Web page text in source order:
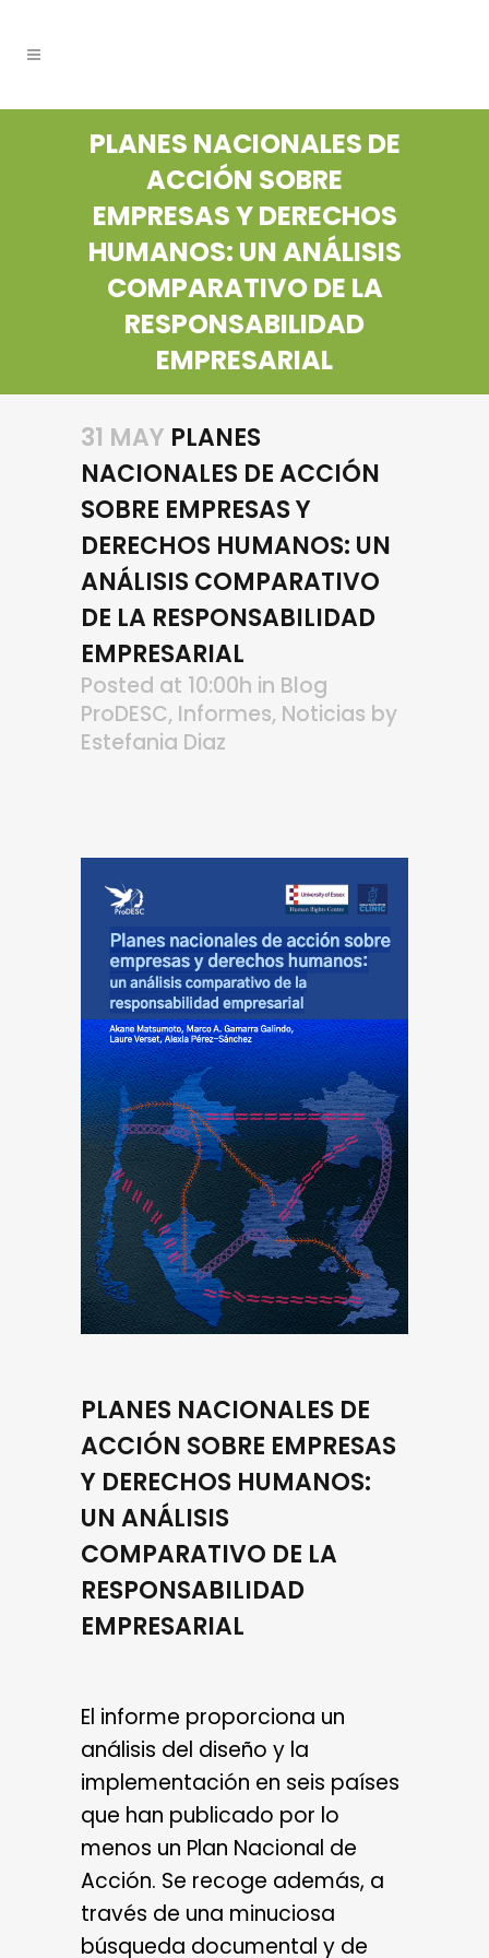
PLANES NACIONALES DE
ACCIÓN SOBRE
EMPRESAS Y DERECHOS
HUMANOS: UN ANÁLISIS
COMPARATIVO DE LA
RESPONSABILIDAD
EMPRESARIAL
31 MAY PLANES
NACIONALES DE ACCIÓN
SOBRE EMPRESAS Y
DERECHOS HUMANOS: UN
ANÁLISIS COMPARATIVO
DE LA RESPONSABILIDAD
EMPRESARIAL
Posted at 10:00h in Blog
ProDESC, Informes, Noticias by
Estefania Diaz
PLANES NACIONALES DE
ACCIÓN SOBRE EMPRESAS
Y DERECHOS HUMANOS:
UN ANÁLISIS
COMPARATIVO DE LA
RESPONSABILIDAD
EMPRESARIAL
El informe proporciona un
análisis del diseño y la
implementación en seis países
que han publicado por lo
menos un Plan Nacional de
Acción. Se recoge además, a
través de una minuciosa
búsqueda documental y de